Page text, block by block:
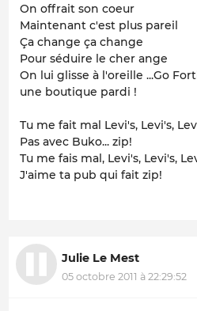
On offrait son coeur
Maintenant c'est plus pareil
Ça change ça change
Pour séduire le cher ange
On lui glisse à l'oreille ...Go
une boutique pardi !
Tu me fait mal Levi's, Levi's,
Pas avec Buko... zip!
Tu me fais mal, Levi's, Levi's,
J'aime ta pub qui fait zip!
Julie Le Mest
05 octobre 2011 à 22:29:52